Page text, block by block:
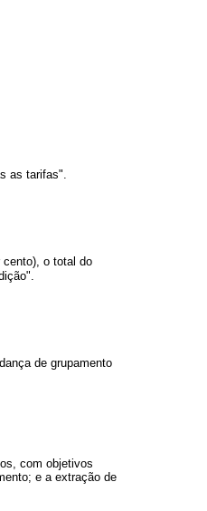
as tarifas".
cento), o total do
de grupamento
com objetivos
e a extração de